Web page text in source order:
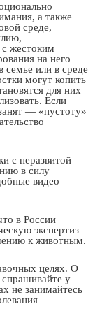
а также
среде,
с жестоким
на него
семье или в среде
могут копить
для них
Если
— «пустоту»
с неразвитой
в силу
видео
в России
экспертиз
к животным.
целях. О
у
не занимайтесь